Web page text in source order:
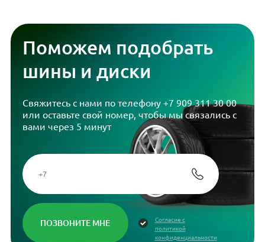
Поможем подобрать
шины и диски
Свяжитесь с нами по телефону +7 909 311 30 00
или оставьте свой номер, чтобы мы связались с
вами через 5 минут
Согласие с
политикой
конфиденциальности